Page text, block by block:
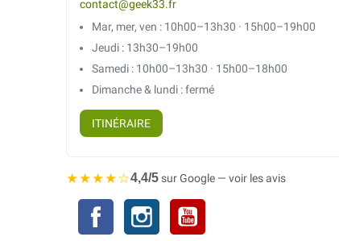
contact@geek33.fr
Mar, mer, ven : 10h00–13h30 · 15h00–19h00
Jeudi : 13h30–19h00
Samedi : 10h00–13h30 · 15h00–18h00
Dimanche & lundi : fermé
ITINÉRAIRE
★★★★☆4,4/5sur Google — voir les avis
Facebook Instagram